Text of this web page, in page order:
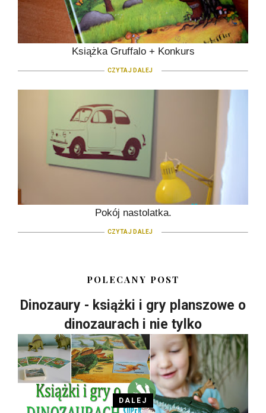
Książka Gruffalo + Konkurs
CZYTAJ DALEJ
Pokój nastolatka.
CZYTAJ DALEJ
POLECANY POST
Dinozaury - książki i gry planszowe o
dinozaurach i nie tylko
DALEJ